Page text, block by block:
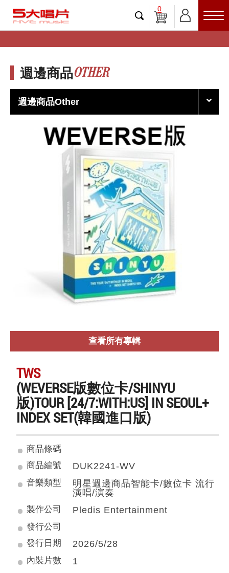
0
週邊商品OTHER
週邊商品Other
查看所有專輯
TWS
(WEVERSE版數位卡/SHINYU
版)TOUR [24/7:WITH:US] IN SEOUL+
INDEX SET(韓國進口版)
商品條碼
商品編號
DUK2241-WV
音樂類型
明星週邊商品智能卡/數位卡 流行
演唱/演奏
製作公司 Pledis Entertainment
發行公司
發行日期
2026/5/28
內裝片數 1